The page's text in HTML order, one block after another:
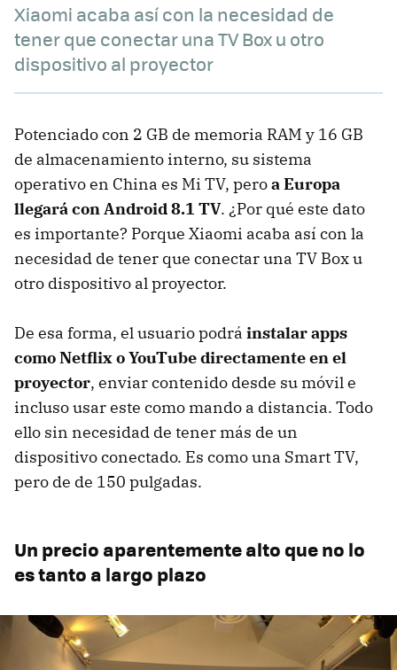
Xiaomi acaba así con la necesidad de
tener que conectar una TV Box u otro
dispositivo al proyector
Potenciado con 2 GB de memoria RAM y 16 GB
de almacenamiento interno, su sistema
operativo en China es Mi TV, peroa Europa
llegará con Android 8.1 TV. ¿Por qué este dato
es importante? Porque Xiaomi acaba así con la
necesidad de tener que conectar una TV Box u
otro dispositivo al proyector.
De esa forma, el usuario podrá instalar apps
como Netflix o YouTube directamente en el
proyector, enviar contenido desde su móvil e
incluso usar este como mando a distancia. Todo
ello sin necesidad de tener más de un
dispositivo conectado. Es como una Smart TV,
pero de de 150 pulgadas.
Un precio aparentemente alto que no lo
es tanto a largo plazo